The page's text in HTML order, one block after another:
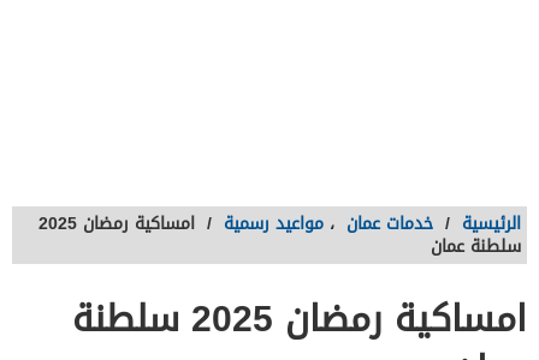
الرئيسية / خدمات عمان ، مواعيد رسمية / امساكية رمضان 2025
سلطنة عمان
امساكية رمضان 2025 سلطنة